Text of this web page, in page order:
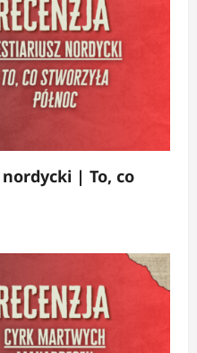
nordycki | To, co